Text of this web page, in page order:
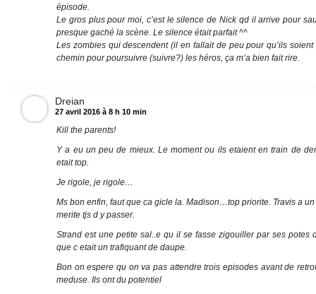
épisode.
Le gros plus pour moi, c’est le silence de Nick qd il arrive pour
presque gaché la scène. Le silence était parfait ^^
Les zombies qui descendent (il en fallait de peu pour qu’ils
chemin pour poursuivre (suivre?) les héros, ça m’a bien fait rire.
Dreian
27 avril 2016 à 8 h 10 min
Kill the parents!
Y a eu un peu de mieux. Le moment ou ils etaient en train de
etait top.
Je rigole, je rigole…
Ms bon enfin, faut que ca gicle la. Madison…top priorite. Travis a
merite tjs d y passer.
Strand est une petite sal..e qu il se fasse zigouiller par ses potes
que c etait un trafiquant de daupe.
Bon on espere qu on va pas attendre trois episodes avant de
meduse. Ils ont du potentiel